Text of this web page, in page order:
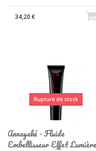
34,20 €
Rupture de stock
Annayaké - Fluide
Embellisseur Effet Lumière